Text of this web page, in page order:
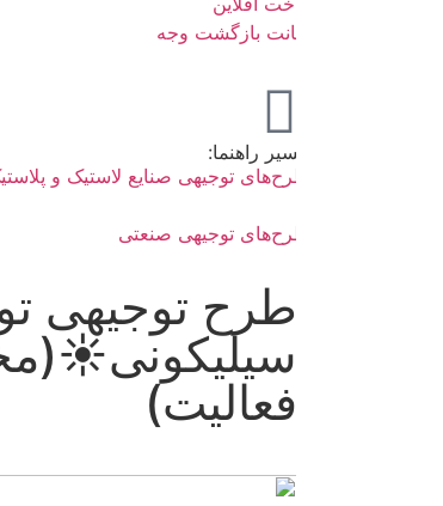
توجیهی صنایع لاستیک و پلاستیک
توجیهی صنعتی
طرح توجیهی تولید
سیلیکونی☀️(مخصوص
فعالیت)